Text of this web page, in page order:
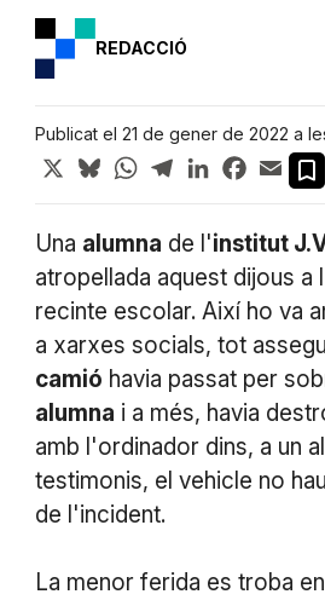
REDACCIÓ
Publicat el 21 de gener de 2022 a
X BlueskyWhatsApp
TelegramLinkedIn Email
Una alumna de l'institut
atropellada aquest dijous a
recinte escolar. Així ho va
a xarxes socials, tot
camió havia passat per
alumna i a més, havia
amb l'ordinador dins, a un
testimonis, el vehicle no
de l'incident.
La menor ferida es troba